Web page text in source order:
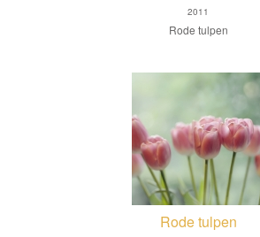
2011
Rode tulpen
Rode tulpen